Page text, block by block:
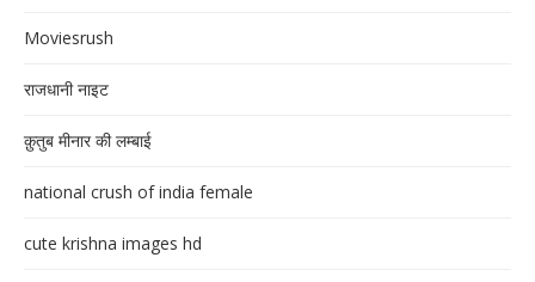
Moviesrush
राजधानी नाइट
क़ुतुब मीनार की लम्बाई
national crush of india female
cute krishna images hd